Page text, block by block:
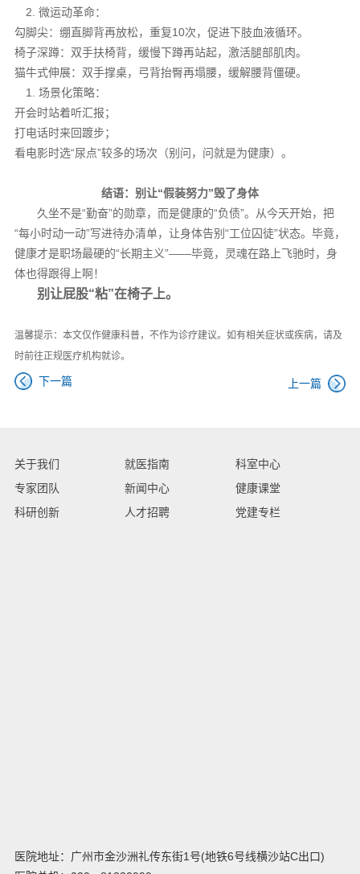
微运动革命：
勾脚尖：绷直脚背再放松，重复10次，促进下肢血液循环。
椅子深蹲：双手扶椅背，缓慢下蹲再站起，激活腿部肌肉。
猫牛式伸展：双手撑桌，弓背抬臀再塌腰，缓解腰背僵硬。
场景化策略：
开会时站着听汇报；
打电话时来回踱步；
看电影时选“尿点”较多的场次（别问，问就是为健康）。
结语：别让“假装努力”毁了身体
久坐不是“勤奋”的勋章，而是健康的“负债”。从今天开始，把
“每小时动一动”写进待办清单，让身体告别“工位囚徒”状态。毕竟，
健康才是职场最硬的“长期主义”——毕竟，灵魂在路上飞驰时，身
体也得跟得上啊！
别让屁股“粘”在椅子上。
温馨提示：本文仅作健康科普，不作为诊疗建议。如有相关症状或疾病，请及
时前往正规医疗机构就诊。
下一篇 上一篇
关于我们 就医指南
科室中心
专家团队
新闻中心
健康课堂
科研创新
人才招聘 党建专栏
医院地址：广州市金沙洲礼传东街1号(地铁6号线横沙站C出口)